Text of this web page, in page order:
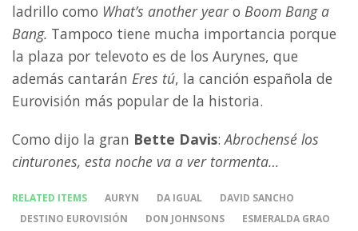
ladrillo como What’s another yearo Boom Bang a
Bang. Tampoco tiene mucha importancia porque
la plaza por televoto es de los Aurynes, que
además cantarán Eres tú, la canción española de
Eurovisión más popular de la historia.
Como dijo la gran Bette Davis:Abrochensé los
cinturones, esta noche va a ver tormenta…
RELATED ITEMS AURYN DA IGUAL
DAVID SANCHO
DESTINO EUROVISIÓN
DON JOHNSONS
ESMERALDA GRAO